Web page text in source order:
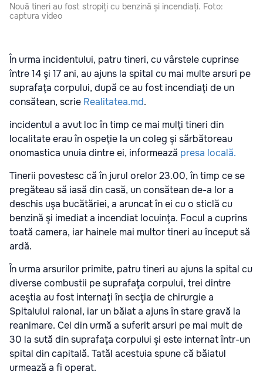
Nouă tineri au fost stropiți cu benzină și incendiați. Foto:
captura video
În urma incidentului, patru tineri, cu vârstele cuprinse
între 14 şi 17 ani, au ajuns la spital cu mai multe arsuri pe
suprafaţa corpului, după ce au fost incendiaţi de un
consătean, scrie Realitatea.md.
incidentul a avut loc în timp ce mai mulţi tineri din
localitate erau în ospeţie la un coleg şi sărbătoreau
onomastica unuia dintre ei, informează presa locală.
Tinerii povestesc că în jurul orelor 23.00, în timp ce se
pregăteau să iasă din casă, un consătean de-a lor a
deschis uşa bucătăriei, a aruncat în ei cu o sticlă cu
benzină şi imediat a incendiat locuinţa. Focul a cuprins
toată camera, iar hainele mai multor tineri au început să
ardă.
În urma arsurilor primite, patru tineri au ajuns la spital cu
diverse combustii pe suprafaţa corpului, trei dintre
aceştia au fost internaţi în secţia de chirurgie a
Spitalului raional, iar un băiat a ajuns în stare gravă la
reanimare. Cel din urmă a suferit arsuri pe mai mult de
30 la sută din suprafaţa corpului și este internat într-un
spital din capitală. Tatăl acestuia spune că băiatul
urmează a fi operat.